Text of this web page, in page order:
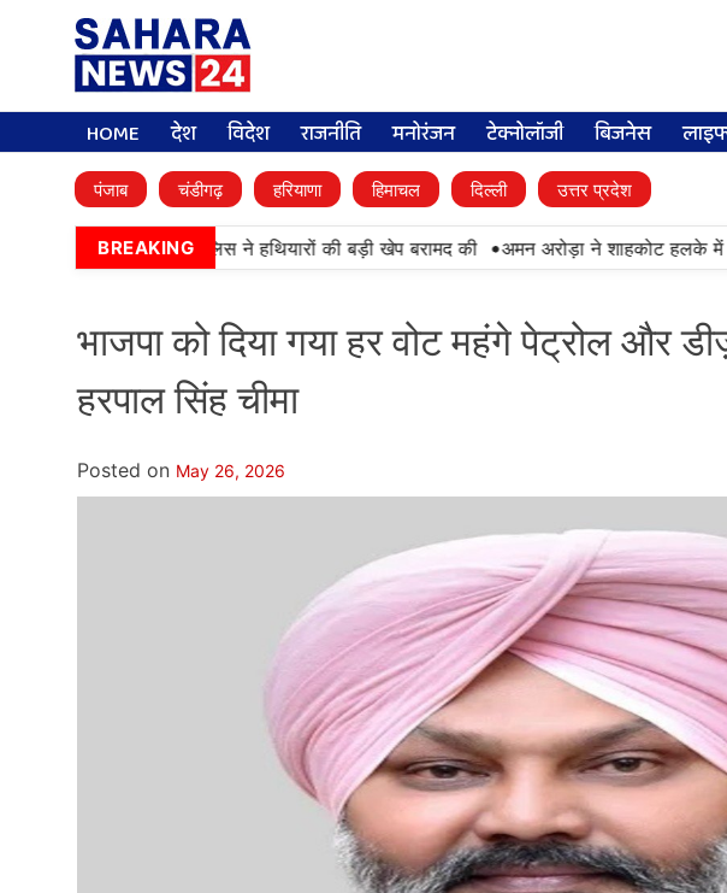
HOME देश विदेश राजनीति मनोरंजन टेक्नोलॉजी बिजनेस
पंजाब चंडीगढ़ हरियाणा हिमाचल दिल्ली उत्तर प्रदेश
BREAKING
BSF और पंजाब पुलिस ने हथियारों की बड़ी खेप बरामद की •अमन अरोड़ा ने शाहकोट हलके में
भाजपा को दिया गया हर वोट महंगे पेट्रोल और
हरपाल सिंह चीमा
Posted on May 26, 2026